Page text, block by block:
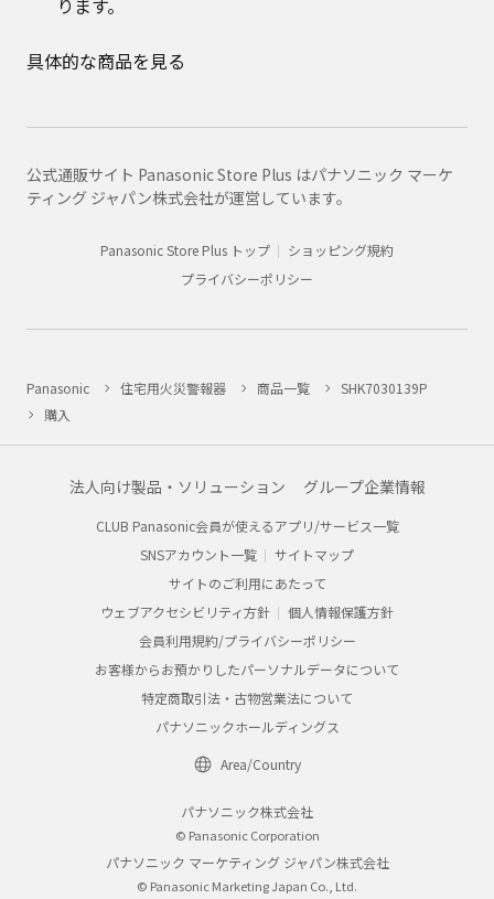
ります。
具体的な商品を見る
公式通販サイト Panasonic Store Plus はパナソニック マーケ
ティング ジャパン株式会社が運営しています。
Panasonic Store Plus トップ
ショッピング規約
プライバシーポリシー
Panasonic 住宅用火災警報器 商品一覧
SHK7030139P
購入
法人向け製品・ソリューション グループ企業情報
CLUB Panasonic会員が使えるアプリ/サービス一覧
SNSアカウント一覧
サイトマップ
サイトのご利用にあたって
ウェブアクセシビリティ方針
個人情報保護方針
会員利用規約/プライバシーポリシー
お客様からお預かりしたパーソナルデータについて
特定商取引法・古物営業法について
パナソニックホールディングス
Area/Country
パナソニック株式会社
© Panasonic Corporation
パナソニック マーケティング ジャパン株式会社
© Panasonic Marketing Japan Co., Ltd.